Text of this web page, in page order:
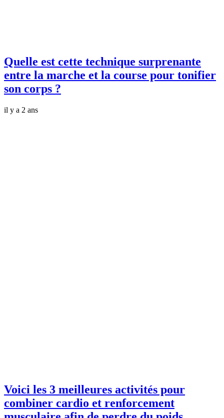
Quelle est cette technique surprenante
entre la marche et la course pour tonifier
son corps ?
il y a 2 ans
Voici les 3 meilleures activités pour
combiner cardio et renforcement